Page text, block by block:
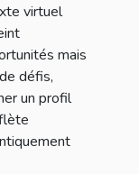
virtuel
mais
défis,
un profil